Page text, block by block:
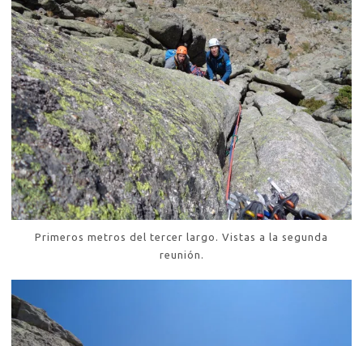
Primeros metros del tercer largo. Vistas a la segunda
reunión.